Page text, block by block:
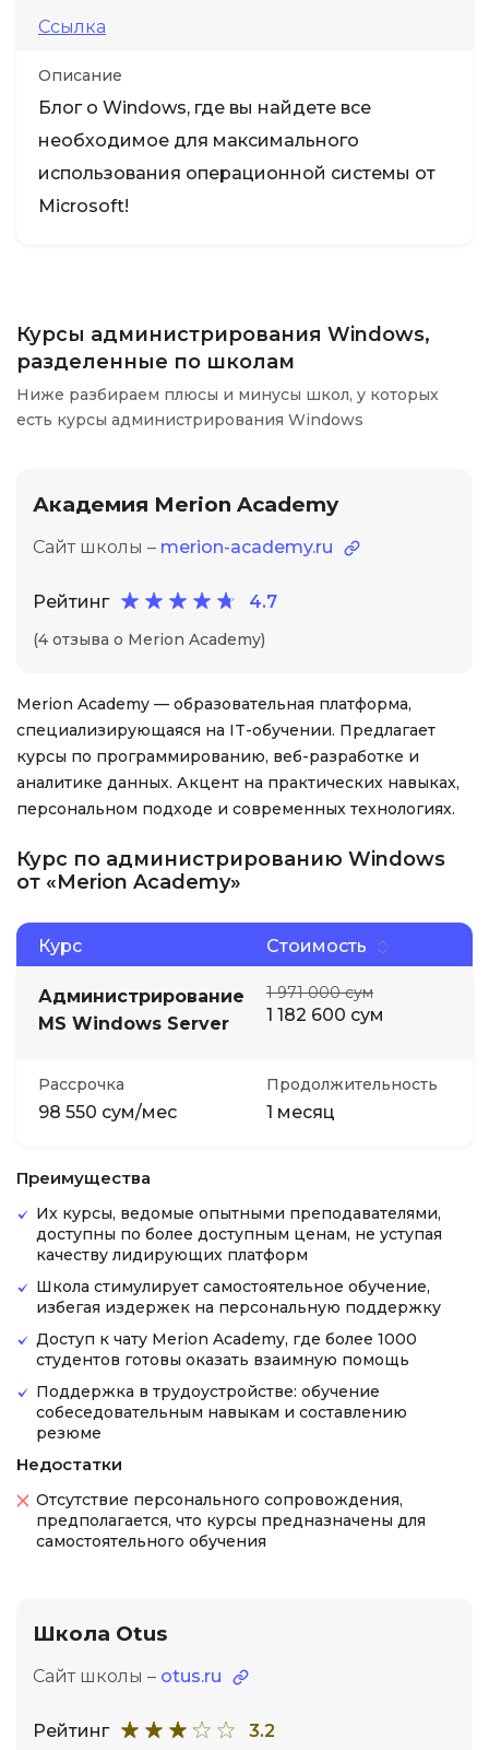
Ссылка
Описание
Блог о Windows, где вы найдете все
необходимое для максимального
использования операционной системы от
Microsoft!
Курсы администрирования Windows,
разделенные по школам
Ниже разбираем плюсы и минусы школ, у которых
есть курсы администрирования Windows
Академия Merion Academy
Сайт школы – merion-academy.ru
Рейтинг 4.7
(4 отзыва о Merion Academy)
Merion Academy — образовательная платформа,
специализирующаяся на IT-обучении. Предлагает
курсы по программированию, веб-разработке и
аналитике данных. Акцент на практических навыках,
персональном подходе и современных технологиях.
Курс по администрированию Windows
от «Merion Academy»
Курс Стоимость
Администрирование
MS Windows Server
1 971 000 сум
1 182 600 сум
Рассрочка
98 550 сум/мес
Продолжительность
1 месяц
Преимущества
Их курсы, ведомые опытными преподавателями,
доступны по более доступным ценам, не уступая
качеству лидирующих платформ
Школа стимулирует самостоятельное обучение,
избегая издержек на персональную поддержку
Доступ к чату Merion Academy, где более 1000
студентов готовы оказать взаимную помощь
Поддержка в трудоустройстве: обучение
собеседовательным навыкам и составлению
резюме
Недостатки
Отсутствие персонального сопровождения,
предполагается, что курсы предназначены для
самостоятельного обучения
Школа Otus
Сайт школы – otus.ru
Рейтинг 3.2